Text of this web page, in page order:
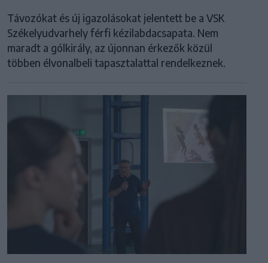
Távozókat és új igazolásokat jelentett be a VSK
Székelyudvarhely férfi kézilabdacsapata. Nem
maradt a gólkirály, az újonnan érkezők közül
többen élvonalbeli tapasztalattal rendelkeznek.